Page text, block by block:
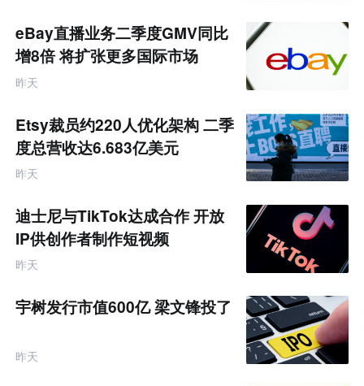
eBay直播业务二季度GMV同比
增8倍 将扩张更多国际市场
昨天
Etsy裁员约220人优化架构 二季
度总营收达6.683亿美元
昨天
迪士尼与TikTok达成合作 开放
IP供创作者制作短视频
昨天
宇树发行市值600亿 梁文锋投了
昨天